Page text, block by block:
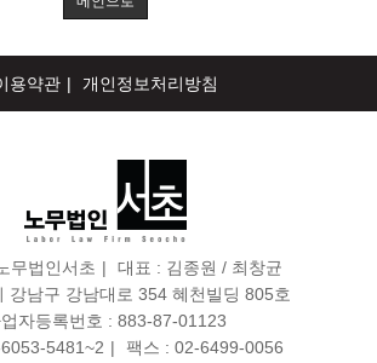
용약관 개인정보처리방침
무법인서초
대표 : 김종원 / 최창균
강남구 강남대로 354 혜천빌딩 805호
자등록번호 : 883-87-01123
5481~2 팩스 : 02-6499-0056